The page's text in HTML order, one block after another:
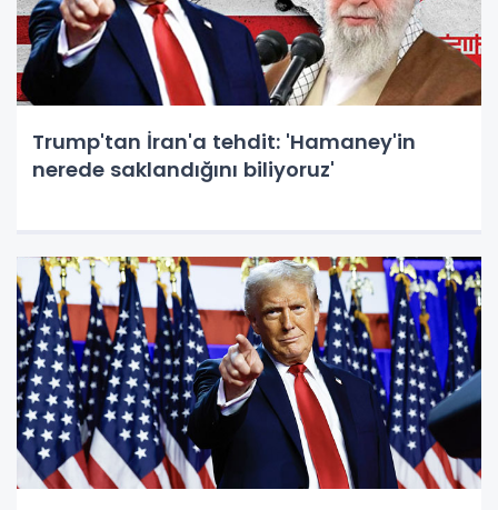
Trump'tan İran'a tehdit: 'Hamaney'in
nerede saklandığını biliyoruz'